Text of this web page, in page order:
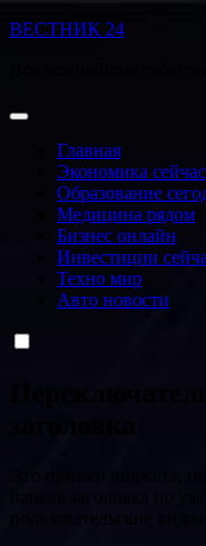
Перейти
ВЕСТНИК 24
Главная
Экономика сейчас
Образование
Медицина рядом
Бизнес онлайн
Инвестиции
Техно мир
Авто новости